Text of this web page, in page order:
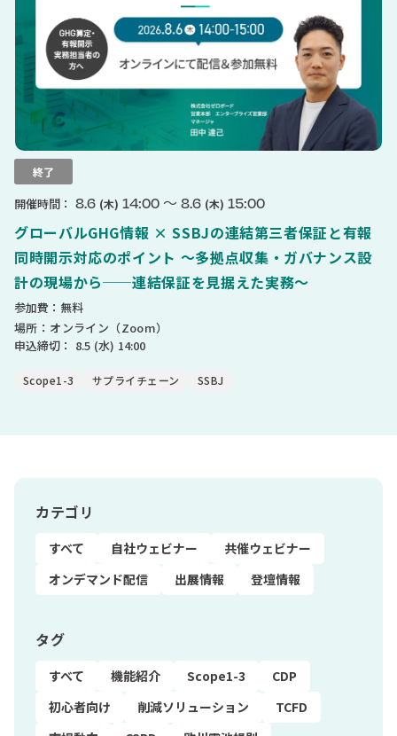
終了
開催時間： 8.6 (木) 14:00 〜 8.6 (木) 15:00
グローバルGHG情報 × SSBJの連結第三者保証と有報
同時開示対応のポイント 〜多拠点収集・ガバナンス設
計の現場から──連結保証を見据えた実務〜
参加費：無料
場所：オンライン（Zoom）
申込締切： 8.5 (水) 14:00
Scope1-3 サプライチェーン SSBJ
カテゴリ
すべて 自社ウェビナー
共催ウェビナー
オンデマンド配信
出展情報 登壇情報
タグ
すべて 機能紹介 Scope1-3
CDP
初心者向け
削減ソリューション
TCFD